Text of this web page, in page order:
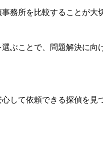
務所を比較することが大
ぶことで、問題解決に向
して依頼できる探偵を見